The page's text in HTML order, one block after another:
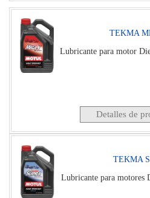
TEKMA
Lubricante para motor
Detalles de
TEKMA
Lubricante para motores